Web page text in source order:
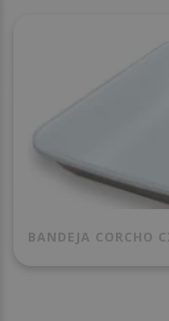
BANDEJA CORCHO